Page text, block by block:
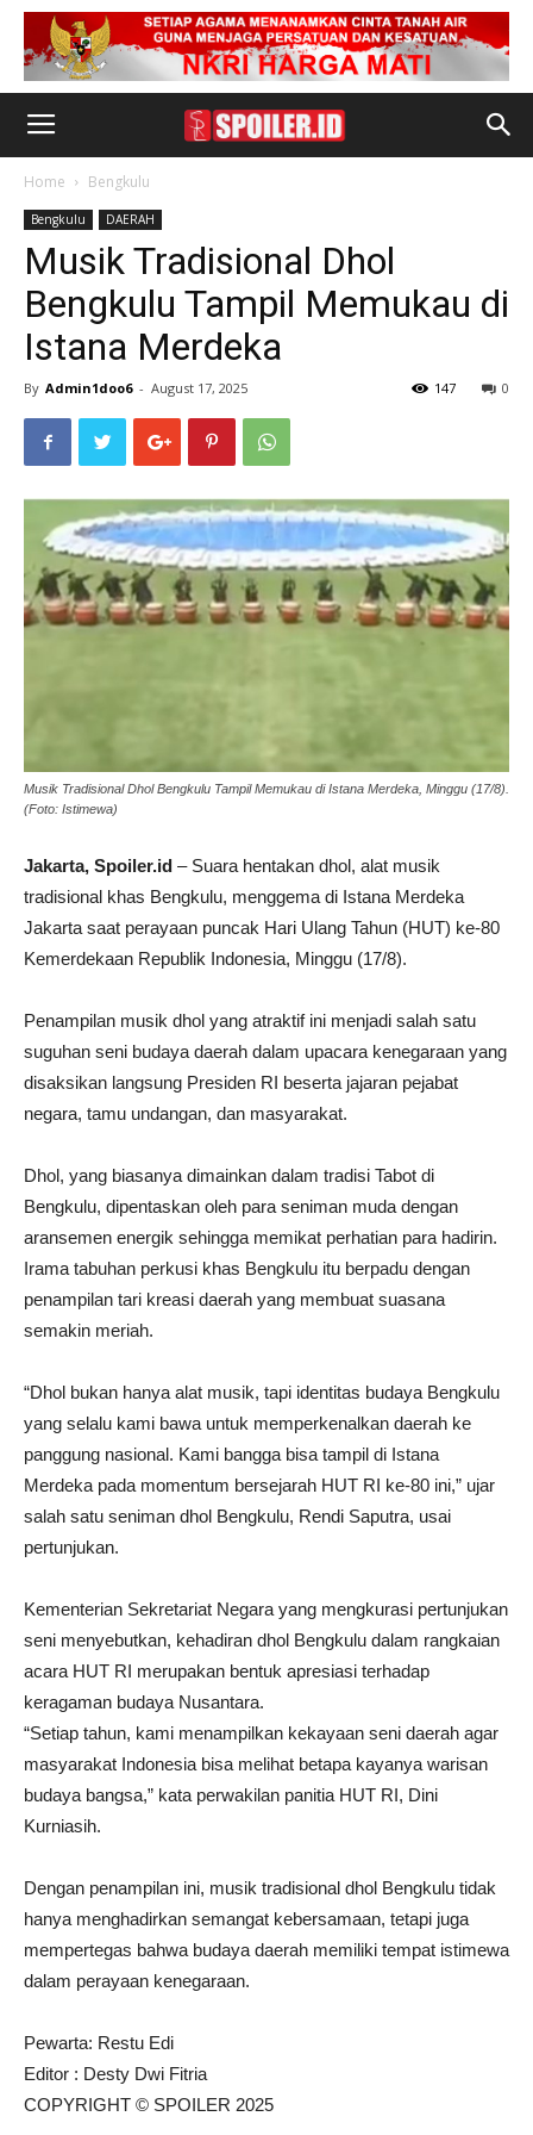
Home Bengkulu
Bengkulu DAERAH
Musik Tradisional Dhol
Bengkulu Tampil Memukau di
Istana Merdeka
By Admin1doo6 - August 17, 2025 0
147
Musik Tradisional Dhol Bengkulu Tampil Memukau di Istana Merdeka, Minggu (17/8).
(Foto: Istimewa)
Jakarta, Spoiler.id – Suara hentakan dhol, alat musik
tradisional khas Bengkulu, menggema di Istana Merdeka
Jakarta saat perayaan puncak Hari Ulang Tahun (HUT) ke-80
Kemerdekaan Republik Indonesia, Minggu (17/8).
Penampilan musik dhol yang atraktif ini menjadi salah satu
suguhan seni budaya daerah dalam upacara kenegaraan yang
disaksikan langsung Presiden RI beserta jajaran pejabat
negara, tamu undangan, dan masyarakat.
Dhol, yang biasanya dimainkan dalam tradisi Tabot di
Bengkulu, dipentaskan oleh para seniman muda dengan
aransemen energik sehingga memikat perhatian para hadirin.
Irama tabuhan perkusi khas Bengkulu itu berpadu dengan
penampilan tari kreasi daerah yang membuat suasana
semakin meriah.
“Dhol bukan hanya alat musik, tapi identitas budaya Bengkulu
yang selalu kami bawa untuk memperkenalkan daerah ke
panggung nasional. Kami bangga bisa tampil di Istana
Merdeka pada momentum bersejarah HUT RI ke-80 ini,” ujar
salah satu seniman dhol Bengkulu, Rendi Saputra, usai
pertunjukan.
Kementerian Sekretariat Negara yang mengkurasi pertunjukan
seni menyebutkan, kehadiran dhol Bengkulu dalam rangkaian
acara HUT RI merupakan bentuk apresiasi terhadap
keragaman budaya Nusantara.
“Setiap tahun, kami menampilkan kekayaan seni daerah agar
masyarakat Indonesia bisa melihat betapa kayanya warisan
budaya bangsa,” kata perwakilan panitia HUT RI, Dini
Kurniasih.
Dengan penampilan ini, musik tradisional dhol Bengkulu tidak
hanya menghadirkan semangat kebersamaan, tetapi juga
mempertegas bahwa budaya daerah memiliki tempat istimewa
dalam perayaan kenegaraan.
Pewarta: Restu Edi
Editor : Desty Dwi Fitria
COPYRIGHT © SPOILER 2025